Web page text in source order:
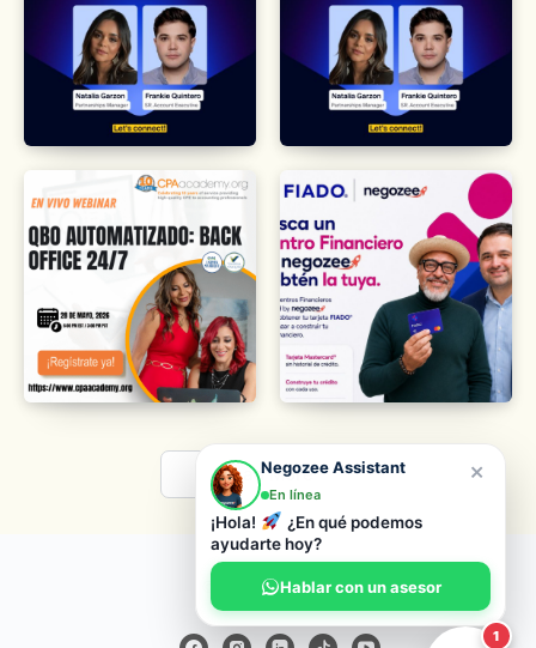
Load More
© 2026 Negozee
×
Negozee Assistant
En línea
¡Hola!
¿En qué podemos
ayudarte hoy?
Hablar con un asesor
1